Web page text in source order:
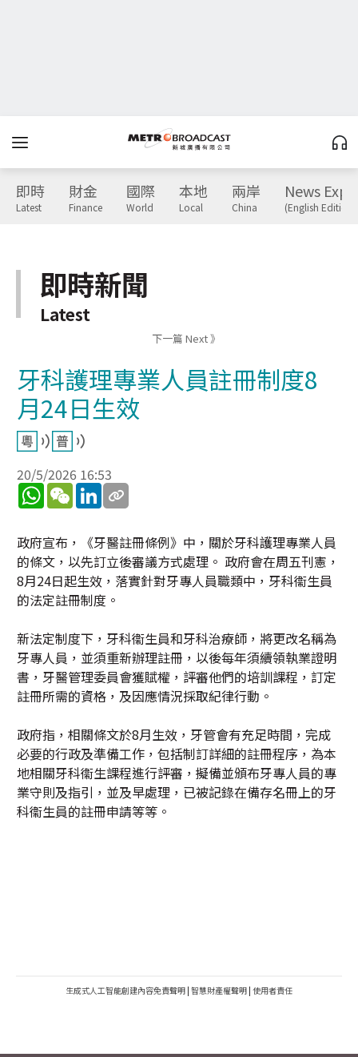
即時
Latest
財金
Finance
國際
World
本地
Local
兩岸
China
News
(English Edition)
即時新聞
Latest
下一篇 Next 》
牙科護理專業人員註冊制度8
月24日生效
20/5/2026 16:53
WhatsApp
WeChatLinkedIn
政府宣布，《牙醫註冊條例》中，關於牙科護理專業人員
的條文，以先訂立後審議方式處理。 政府會在周五刊憲，
8月24日起生效，落實針對牙專人員職類中，牙科衞生員
的法定註冊制度。
新法定制度下，牙科衞生員和牙科治療師，將更改名稱為
牙專人員，並須重新辦理註冊，以後每年須續領執業證明
書，牙醫管理委員會獲賦權，評審他們的培訓課程，訂定
註冊所需的資格，及因應情況採取紀律行動。
政府指，相關條文於8月生效，牙管會有充足時間，完成
必要的行政及準備工作，包括制訂詳細的註冊程序，為本
地相關牙科衞生課程進行評審，擬備並頒布牙專人員的專
業守則及指引，並及早處理，已被記錄在備存名冊上的牙
科衞生員的註冊申請等等。
生成式人工智能創建內容免責聲明 | 智慧財產權聲明 | 使用者責任